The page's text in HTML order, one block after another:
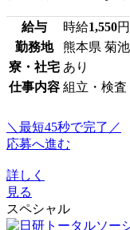
給与 時給1,550
勤務地
熊本県 菊
寮・社宅 あり
仕事内容 組立・検査
＼最短45秒で完了／
応募へ進む
詳しく
見る
スペシャル